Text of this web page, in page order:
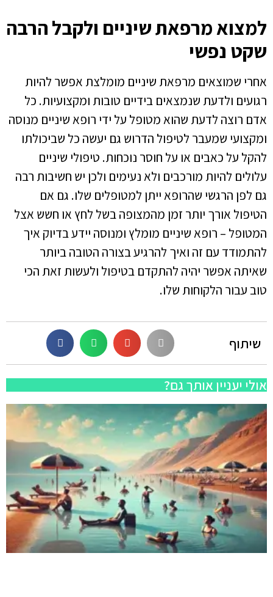
למצוא מרפאת שיניים ולקבל הרבה
שקט נפשי
אחרי שמוצאים מרפאת שיניים מומלצת אפשר להיות
רגועים ולדעת שנמצאים בידיים טובות ומקצועיות. כל
אדם רוצה לדעת שהוא מטופל על ידי רופא שיניים מנוסה
ומקצועי שמעבר לטיפול הדרוש גם יעשה כל שביכולתו
להקל על כאבים או על חוסר נוכחות. טיפולי שיניים
עלולים להיות מורכבים ולא נעימים ולכן יש חשיבות רבה
גם לפן הרגשי שהרופא ייתן למטופלים שלו. גם אם
הטיפול אורך יותר זמן מהמצופה בשל לחץ או חשש אצל
המטופל – רופא שיניים מומלץ ומנוסה יידע בדיוק איך
להתמודד עם זה ואיך להרגיע בצורה הטובה ביותר
שאיתה אפשר יהיה להתקדם בטיפול ולעשות זאת הכי
טוב עבור הלקוחות שלו.
שיתוף
אולי יעניין אותך גם?